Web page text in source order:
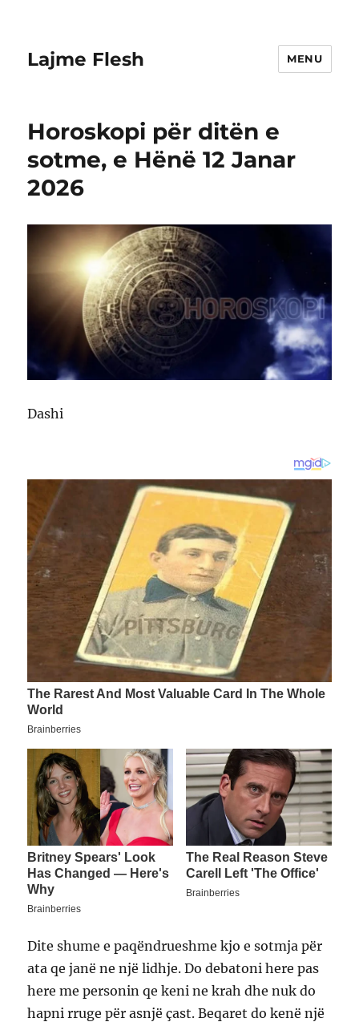
Lajme Flesh MENU
Horoskopi për ditën e
sotme, e Hënë 12 Janar
2026
Dashi
Dite shume e paqëndrueshme kjo e sotmja për
ata qe janë ne një lidhje. Do debatoni here pas
here me personin qe keni ne krah dhe nuk do
hapni rruge për asnjë çast. Beqaret do kenë një